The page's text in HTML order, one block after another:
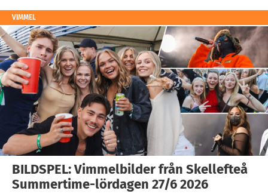
VIMMEL
BILDSPEL: Vimmelbilder från Skellefteå
Summertime-lördagen 27/6 2026